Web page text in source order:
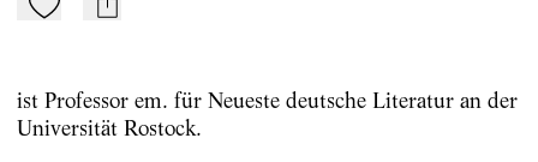
Zu Mein-TdZ hinzufügen
mail
ist Professor em. für Neueste deutsche Literatur an der
Universität Rostock.